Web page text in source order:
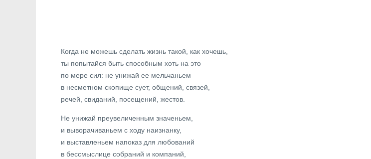
Когда не можешь сделать жизнь такой, как хочешь,
ты попытайся быть способным хоть на это
по мере сил: не унижай ее мельчаньем
в несметном скопище сует, общений, связей,
речей, свиданий, посещений, жестов.
Не унижай преувеличенным значеньем,
и выворачиваньем с ходу наизнанку,
и выставленьем напоказ для любований
в бессмыслице собраний и компаний,